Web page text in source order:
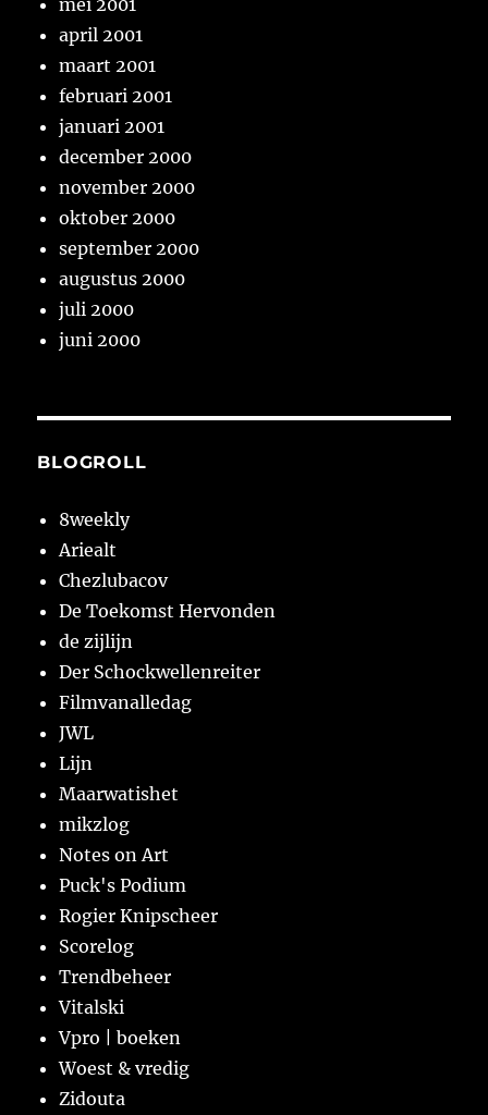
april 2001
maart 2001
februari 2001
januari 2001
december 2000
november 2000
oktober 2000
september 2000
augustus 2000
juli 2000
juni 2000
BLOGROLL
8weekly
Ariealt
Chezlubacov
De Toekomst Hervonden
de zijlijn
Der Schockwellenreiter
Filmvanalledag
JWL
Lijn
Maarwatishet
mikzlog
Notes on Art
Puck's Podium
Rogier Knipscheer
Scorelog
Trendbeheer
Vitalski
Vpro | boeken
Woest & vredig
Zidouta